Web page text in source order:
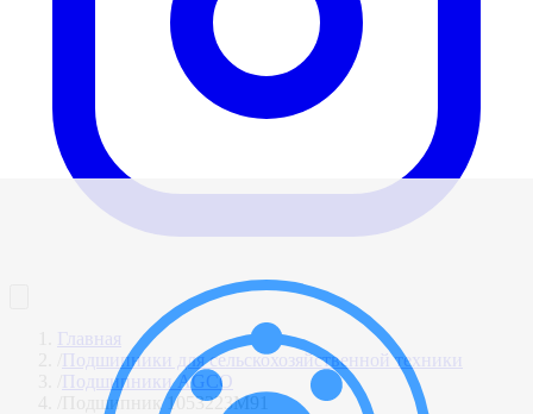
Главная
Подшипники для сельскохозяйственной техники
Подшипники AGCO
Подшипник 1053223M91